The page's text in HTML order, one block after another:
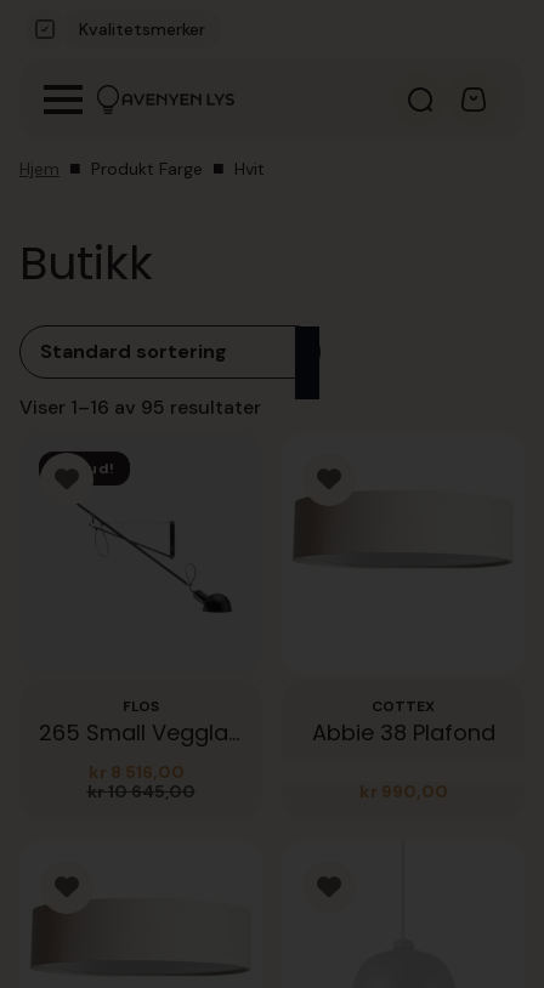
Kvalitetsmerker
Hjem Produkt Farge Hvit
Butikk
Viser 1–16 av 95 resultater
Tilbud!
FLOS
265 Small Vegglampe
kr10 645,00
Opprinnelig
pris
kr 8 516,00
Nåværende
pris
COTTEX
Abbie 38 Plafond
kr 990,00